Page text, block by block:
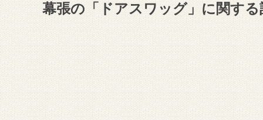
幕張の「ドアスワッグ」に関する